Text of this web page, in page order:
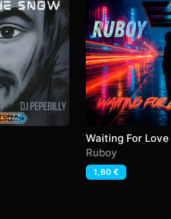
Waiting For Love
Ruboy
1,60€